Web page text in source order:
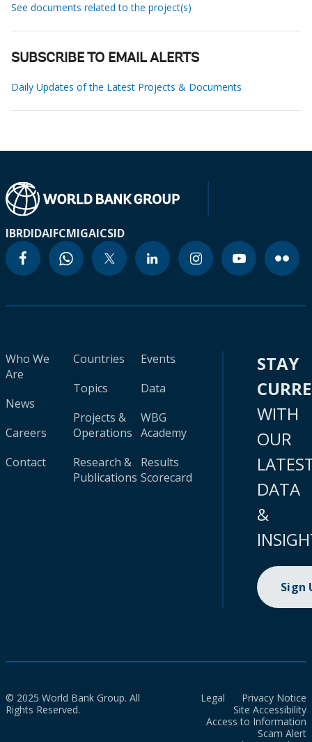
See documents related to the project(s)
SUBSCRIBE TO EMAIL ALERTS
Daily Updates of the Latest Projects & Documents
IBRDIDAIFCMIGAICSID
Who We
Are
News
Careers
Contact
Countries
Topics
Projects &
Operations
Research &
Publications
Events
Data
WBG
Academy
Results
Scorecard
STAY
WITH
OUR
DATA
&
Sign
© 2025 World Bank Group. All
Rights Reserved.
Legal
Privacy Notice
Site Accessibility
Access to Information
Scam Alert